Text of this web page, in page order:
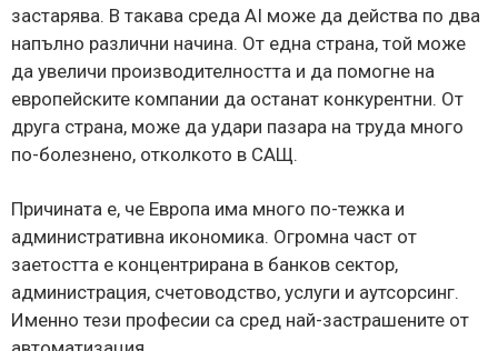
застарява. В такава среда AI може да действа по два
напълно различни начина. От една страна, той може
да увеличи производителността и да помогне на
европейските компании да останат конкурентни. От
друга страна, може да удари пазара на труда много
по-болезнено, отколкото в САЩ.
Причината е, че Европа има много по-тежка и
административна икономика. Огромна част от
заетостта е концентрирана в банков сектор,
администрация, счетоводство, услуги и аутсорсинг.
Именно тези професии са сред най-застрашените от